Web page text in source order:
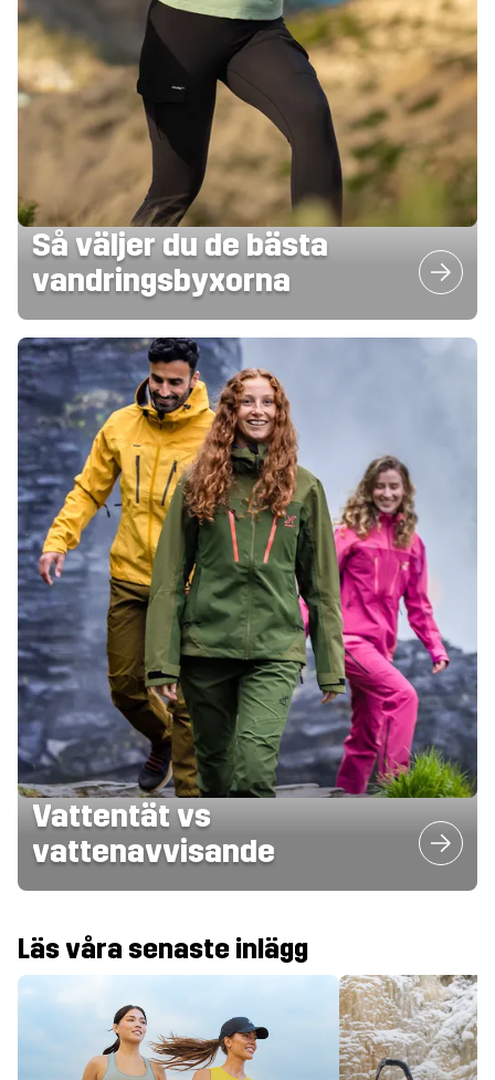
Så väljer du de bästa
vandringsbyxorna
Vattentät vs
vattenavvisande
Läs våra senaste inlägg